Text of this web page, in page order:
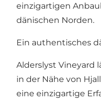
einzigartigen
dänischen Norden.
Ein authentisches
Alderslyst Vineyard
in der Nähe von
eine einzigartige